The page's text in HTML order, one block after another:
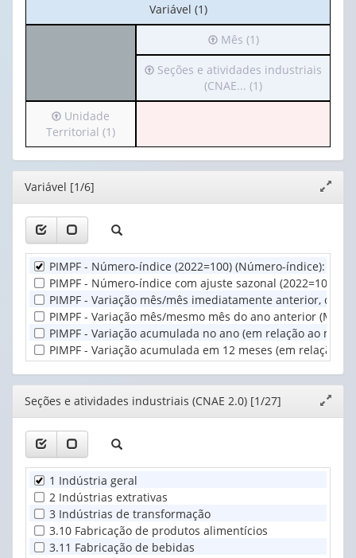
No
cabeçalho:
(1)
Variável (1)
Irá
para
o
cabeçalho
(possui
valor):
Mês (1)
Irá
o
apenas
1
industriais
(CNAE...
(1)
Seções e atividades industriais
(CNAE... (1)
Irá
para
o
cabeçalho
(possui
apenas
valor):
Unidade
Territorial
(1)
Unidade
Territorial (1)
Editor
janela
Variável [1/6]
PIMPF - Número-índice (2022=100) (Número-índice):
PIMPF - Número-índice com ajuste sazonal (2022=100)
PIMPF - Variação mês/mês imediatamente anterior, com
PIMPF - Variação mês/mesmo mês do ano anterior (M/
PIMPF - Variação acumulada no ano (em relação ao
PIMPF - Variação acumulada em 12 meses (em relação
Editor
janela
Seções e atividades industriais (CNAE 2.0) [1/27]
1 Indústria geral
2 Indústrias extrativas
3 Indústrias de transformação
3.10 Fabricação de produtos alimentícios
3.11 Fabricação de bebidas